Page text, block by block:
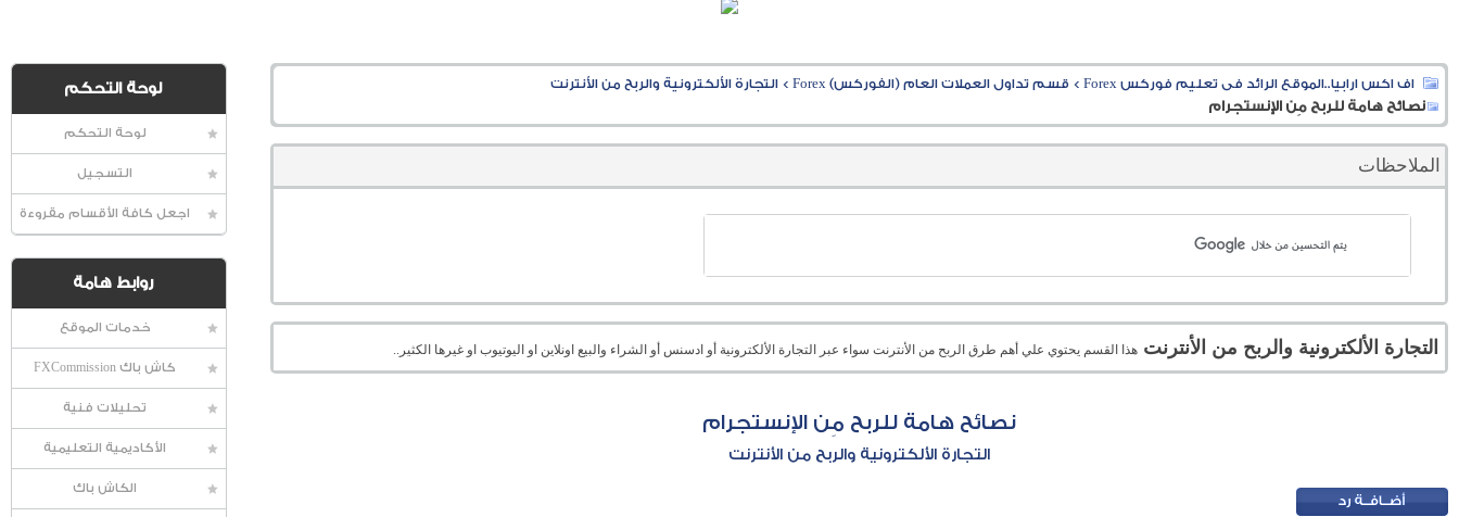
لوحة التحكم
لوحة التحكم
التسجيل
اجعل كافة الأقسام مقروءة
روابط هامة
خدمات الموقع
كاش باك FXCommission
تحليلات فنية
الأكاديمية التعليمية
الكاش باك
اف اكس ارابيا..الموقع الرائد فى تعليم فوركس Forex > قسم تداول العملات العام (الفوركس) Forex >التجارة الألكترونية والربح من الأنترنت
نصائح هامة للربح مِن الإنستجرام
الملاحظات
التجارة الألكترونية والربح من الأنترنت هذا القسم يحتوي علي أهم طرق الربح من الأنترنت سواء عبر التجارة الألكترونية أو ادسنس أو الشراء والبيع اونلاين او اليوتيوب او غيرها الكثير..
نصائح هامة للربح مِن الإنستجرام
التجارة الألكترونية والربح من الأنترنت